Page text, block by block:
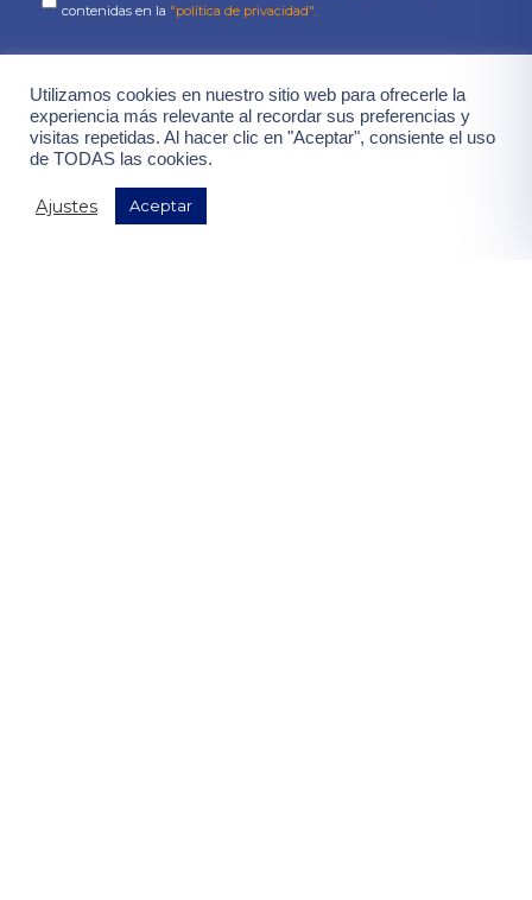
contenidas en la "política de privacidad".
Utilizamos cookies en nuestro sitio web para ofrecerle la
experiencia más relevante al recordar sus preferencias y
visitas repetidas. Al hacer clic en "Aceptar", consiente el uso
de TODAS las cookies.
Ajustes Aceptar